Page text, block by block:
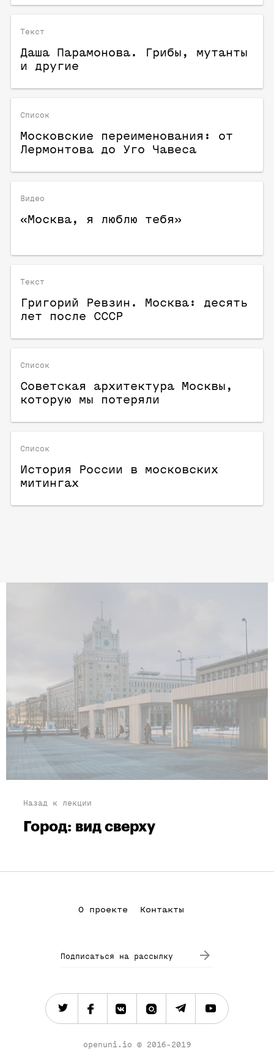
Текст
Даша Парамонова. Грибы, мутанты
и другие
Список
Московские переименования: от
Лермонтова до Уго Чавеса
Видео
«Москва, я люблю тебя»
Текст
Григорий Ревзин. Москва: десять
лет после СССР
Список
Советская архитектура Москвы,
которую мы потеряли
Список
История России в московских
митингах
Назад к лекции
Город: вид сверху
О проекте Контакты
Подписаться на рассылку
openuni.io © 2016-2019